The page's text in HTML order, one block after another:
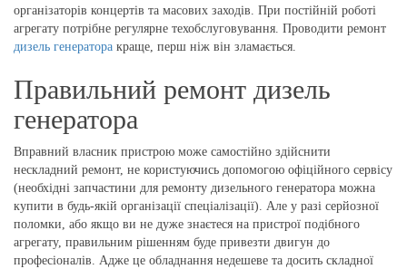
організаторів концертів та масових заходів. При постійній роботі
агрегату потрібне регулярне техобслуговування. Проводити ремонт
дизель генератора краще, перш ніж він зламається.
Правильний ремонт дизель
генератора
Вправний власник пристрою може самостійно здійснити
нескладний ремонт, не користуючись допомогою офіційного сервісу
(необхідні запчастини для ремонту дизельного генератора можна
купити в будь-якій організації спеціалізації). Але у разі серйозної
поломки, або якщо ви не дуже знаєтеся на пристрої подібного
агрегату, правильним рішенням буде привезти двигун до
професіоналів. Адже це обладнання недешеве та досить складної